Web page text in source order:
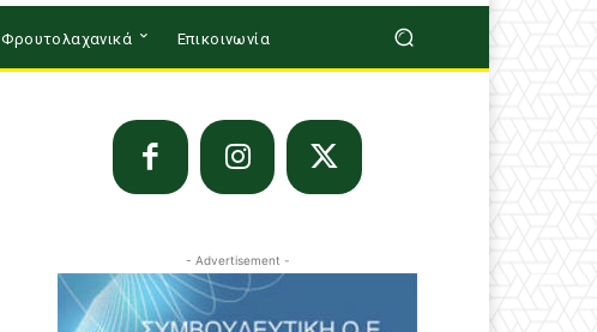
Φρουτολαχανικά Επικοινωνία
- Advertisement -